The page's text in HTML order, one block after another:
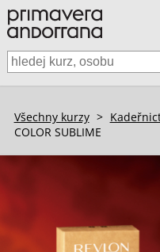
Všechny kurzy >
COLOR SUBLIME